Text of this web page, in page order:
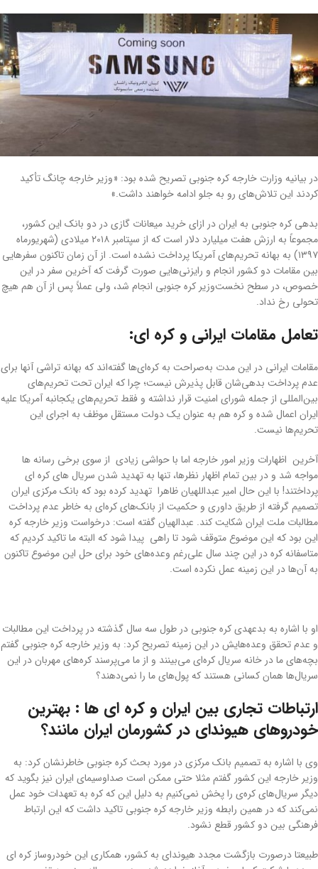
در بیانیه وزارت خارجه کره جنوبی تصریح شده بود: «وزیر خارجه چانگ تأکید
کردند این تلاش‌های رو به جلو ادامه خواهند داشت.»
بدهی کره جنوبی به ایران در ازای خرید میعانات گازی در دو بانک این کشور،
مجموعاً به ارزش هفت میلیارد دلار است که از سپتامبر ۲۰۱۸ میلادی (شهریورماه
۱۳۹۷) به بهانه تحریم‌های آمریکا پرداخت نشده است. از آن زمان تاکنون سفرهایی
بین مقامات دو کشور انجام و رایزنی‌هایی صورت گرفت که آخرین سفر در این
خصوص، در سطح نخست‌وزیر کره جنوبی انجام شد، ولی عملاً پس از آن هم هیچ
تحولی رخ نداد.
تعامل مقامات ایرانی و کره ای:
مقامات ایرانی در این مدت به‌صراحت به کره‌ای‌ها گفته‌اند که بهانه تراشی آنها برای
عدم پرداخت بدهی‌شان قابل پذیرش نیست؛ چرا که ایران تحت تحریم‌های
بین‌المللی از جمله شورای امنیت قرار نداشته و فقط تحریم‌های یکجانبه آمریکا علیه
ایران اعمال شده و کره هم به عنوان یک دولت مستقل موظف به اجرای این
تحریم‌ها نیست.
آخرین اظهارات وزیر امور خارجه اما با حواشی زیادی از سوی برخی رسانه ها
مواجه شد و در بین تمام اظهار نظرها، تنها به تهدید شدن سریال های کره ای
پرداختند! با این حال امیر عبداللهیان ظاهرا تهدید کرده بود که بانک مرکزی ایران
تصمیم گرفته از طریق داوری و حکمیت از بانک‌های کره‌ای به خاطر عدم پرداخت
مطالبات ملت ایران شکایت کند. عبدالهیان گفته است: درخواست وزیر خارجه کره
این بود که این موضوع متوقف شود تا راهی پیدا شود که البته ما تاکید کردیم که
متاسفانه کره در این چند سال علی‌رغم وعده‌های خود برای حل این موضوع تاکنون
به آن‌ها در این زمینه عمل نکرده است.
او با اشاره به بدعهدی کره جنوبی در طول سه سال گذشته در پرداخت این مطالبات
و عدم تحقق وعده‌هایش در این زمینه تصریح کرد: به وزیر خارجه کره جنوبی گفتم
بچه‌های ما در خانه سریال کره‌ای می‌بینند و از ما می‌پرسند کره‌های مهربان در این
سریال‌ها همان کسانی هستند که پول‌های ما را نمی‌دهند؟
ارتباطات تجاری بین ایران و کره ای ها : بهترین
خودروهای هیوندای در کشورمان ایران مانند؟
وی با اشاره به تصمیم بانک مرکزی در مورد بحث کره جنوبی خاطرنشان کرد: به
وزیر خارجه این کشور گفتم مثلا حتی ممکن است صداوسیمای ایران نیز بگوید که
دیگر سریال‌های کره‌ی را پخش نمی‌کنیم به دلیل این که کره به تعهدات خود عمل
نمی‌کند که در همین رابطه وزیر خارجه کره جنوبی تاکید داشت که این ارتباط
فرهنگی بین دو کشور قطع نشود.
طبیعتا درصورت بازگشت مجدد هیوندای به کشور، همکاری این خودروساز کره ای